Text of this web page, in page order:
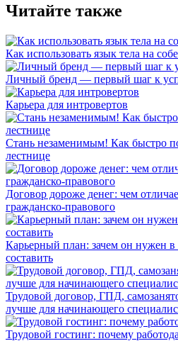
Читайте также
Как использовать язык тела на
Личный бренд — первый шаг к
Карьера для интровертов
Стань незаменимым! Как быстро
лестнице
Договор дороже денег: чем
гражданско-правового
Карьерный план: зачем он нужен в
составить
Трудовой договор, ГПД,
лучше для начинающего
Трудовой гостинг: почему